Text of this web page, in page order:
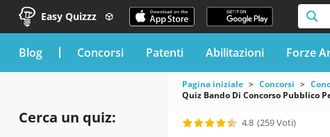
Easy Quizzz
blog Concorsi Patenti Abilitazioni Forze
Cerca un quiz:
Pagina iniziale Concorsi
Quiz Bando Di Concorso Pubblico
4.8 (259 Voti)